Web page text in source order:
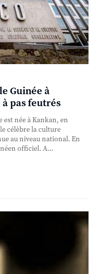
Guinée à
à pas feutrés
est née à Kankan, en
célèbre la culture
au niveau national. En
officiel. A...